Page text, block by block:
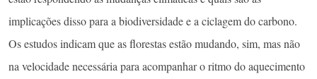
implicações disso para a biodiversidade e a ciclagem do carbono.
Os estudos indicam que as florestas estão mudando, sim, mas não
na velocidade necessária para acompanhar o ritmo do aquecimento